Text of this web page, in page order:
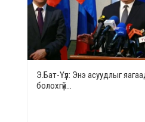
Э.Бат-Үүл: Энэ асуудлыг
болохгүй…